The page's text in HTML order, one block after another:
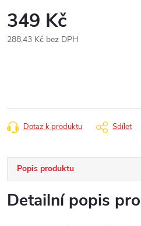
349 Kč
288,43 Kč bez DPH
Dotaz k produktu Sdílet
Popis produktu
Detailní popis